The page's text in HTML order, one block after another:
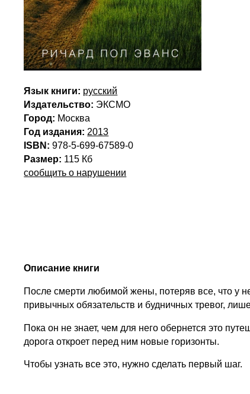
Язык книги: русский
Издательство: ЭКСМО
Город: Москва
Год издания: 2013
ISBN: 978-5-699-67589-0
Размер: 115 Кб
сообщить о нарушении
Описание книги
После смерти любимой жены, потеряв все, что у
привычных обязательств и будничных тревог,
Пока он не знает, чем для него обернется это
дорога откроет перед ним новые горизонты.
Чтобы узнать все это, нужно сделать первый шаг.